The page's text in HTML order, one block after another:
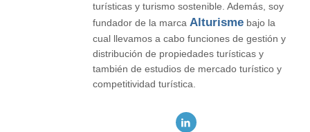
turísticas y turismo sostenible. Además, soy
fundador de la marca Alturismebajo la
cual llevamos a cabo funciones de gestión y
distribución de propiedades turísticas y
también de estudios de mercado turístico y
competitividad turística.